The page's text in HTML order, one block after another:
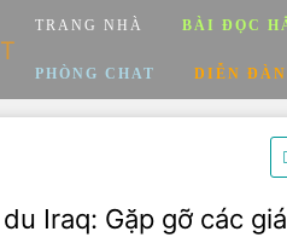
TRANG NHÀ BÀI ĐỌC
PHÒNG CHAT DIỄN ĐÀN
Iraq: Gặp gỡ các